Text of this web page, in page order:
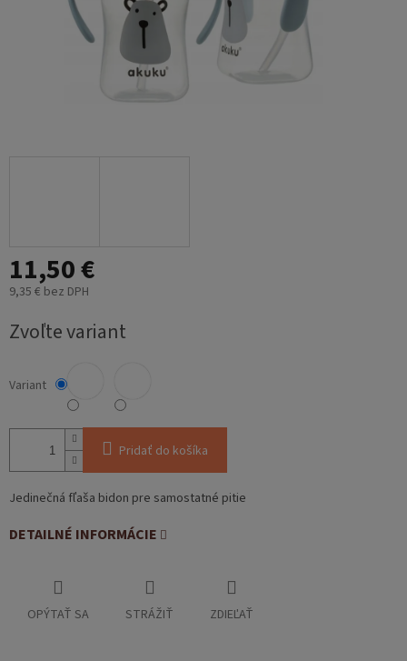
11,50 €
9,35 € bez DPH
cena:
Zvoľte variant
Variant
Pridať do košíka
Jedinečná fľaša bidon pre samostatné pitie
DETAILNÉ INFORMÁCIE
OPÝTAŤ SA STRÁŽIŤ ZDIEĽAŤ